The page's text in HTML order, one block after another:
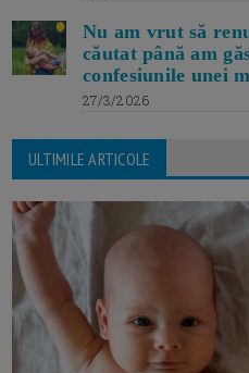
Nu am vrut să
căutat până am
confesiunile unei
27/3/2026
ULTIMILE ARTICOLE